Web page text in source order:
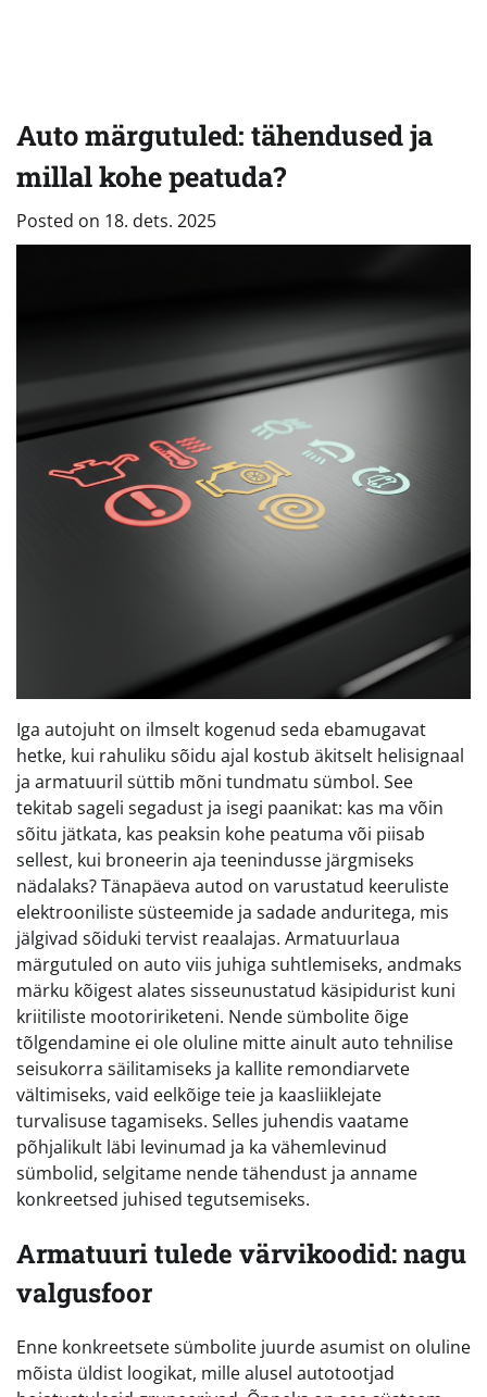
Auto märgutuled: tähendused ja
millal kohe peatuda?
Posted on 18. dets. 2025
Iga autojuht on ilmselt kogenud seda ebamugavat
hetke, kui rahuliku sõidu ajal kostub äkitselt helisignaal
ja armatuuril süttib mõni tundmatu sümbol. See
tekitab sageli segadust ja isegi paanikat: kas ma võin
sõitu jätkata, kas peaksin kohe peatuma või piisab
sellest, kui broneerin aja teenindusse järgmiseks
nädalaks? Tänapäeva autod on varustatud keeruliste
elektrooniliste süsteemide ja sadade anduritega, mis
jälgivad sõiduki tervist reaalajas. Armatuurlaua
märgutuled on auto viis juhiga suhtlemiseks, andmaks
märku kõigest alates sisseunustatud käsipidurist kuni
kriitiliste mootoririketeni. Nende sümbolite õige
tõlgendamine ei ole oluline mitte ainult auto tehnilise
seisukorra säilitamiseks ja kallite remondiarvete
vältimiseks, vaid eelkõige teie ja kaasliiklejate
turvalisuse tagamiseks. Selles juhendis vaatame
põhjalikult läbi levinumad ja ka vähemlevinud
sümbolid, selgitame nende tähendust ja anname
konkreetsed juhised tegutsemiseks.
Armatuuri tulede värvikoodid: nagu
valgusfoor
Enne konkreetsete sümbolite juurde asumist on oluline
mõista üldist loogikat, mille alusel autotootjad